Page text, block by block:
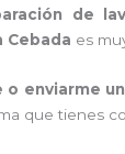
de
Cebada es
o enviarme
que tienes